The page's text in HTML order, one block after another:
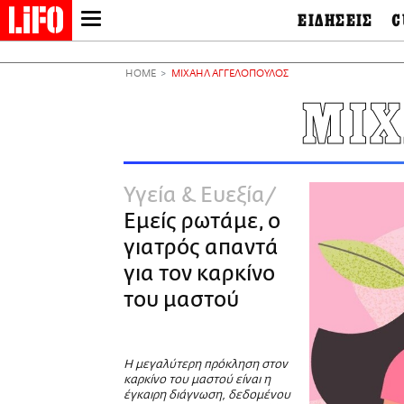
NEWSLETTER
ΑΜΠΑ
PRINT
ΕΙΔΗΣΕΙΣ
Οικονομία
Πολιτισμός
European Lifo
&
HOME ΜΙΧΑΗΛ ΑΓΓΕΛΟΠΟΥΛΟΣ
Υγεία & Ευεξία
Εμείς ρωτάμε, ο
γιατρός απαντά
για τον καρκίνο
του μαστού
Η μεγαλύτερη πρόκληση στον
καρκίνο του μαστού είναι η
έγκαιρη διάγνωση, δεδομένου